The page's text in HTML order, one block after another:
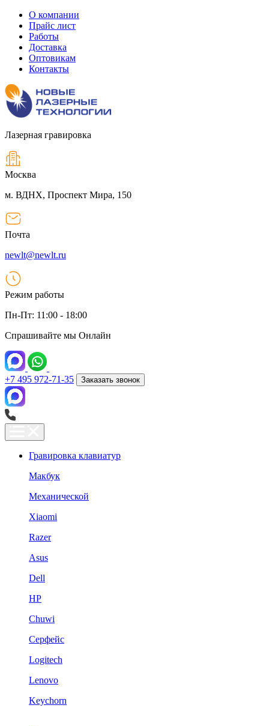
О компании
Прайс лист
Работы
Доставка
Оптовикам
Контакты
Лазерная гравировка
Москва
м. ВДНХ, Проспект Мира, 150
Почта
newlt@newlt.ru
Режим работы
Пн-Пт: 11:00 - 18:00
Спрашивайте мы Онлайн
+7 495 972-71-35 Заказать звонок
Гравировка клавиатур
Макбук
Механической
Xiaomi
Razer
Asus
Dell
HP
Chuwi
Серфейс
Logitech
Lenovo
Keychorn